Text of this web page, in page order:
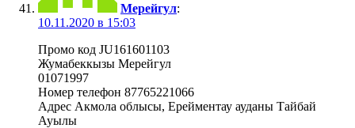
Мерейгул:
10.11.2020 в 15:03
Промо код JU161601103
Жумабеккызы Мерейгул
01071997
Номер телефон 87765221066
Адрес Акмола облысы, Ерейментау ауданы Тайбай
Ауылы